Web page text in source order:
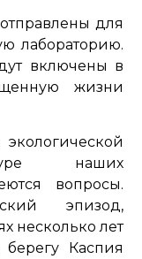
для
лабораторию.
включены в
жизни
наших
вопросы.
эпизод,
несколько лет
Каспия